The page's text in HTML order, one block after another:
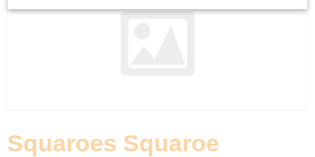
Squaroes Squaroe